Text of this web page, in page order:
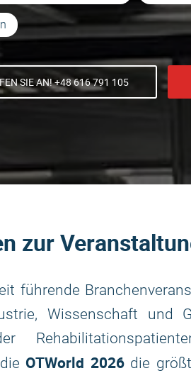
SIE AN! +48 616 791 105
zur
führende
Wissenschaft und
dieOTWorld 2026die